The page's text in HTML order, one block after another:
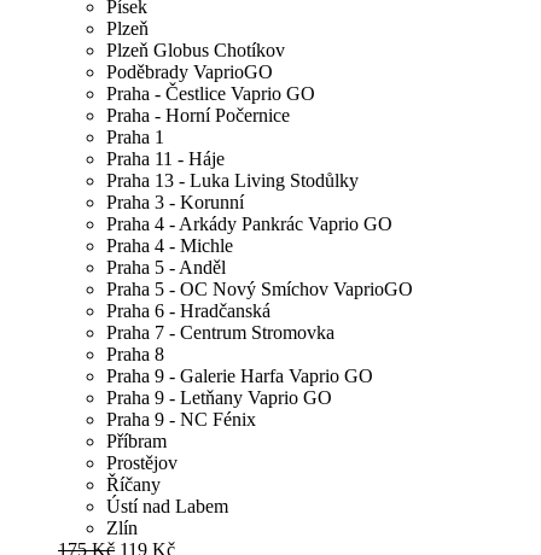
Písek
Plzeň
Plzeň Globus Chotíkov
Poděbrady VaprioGO
Praha - Čestlice Vaprio GO
Praha - Horní Počernice
Praha 1
Praha 11 - Háje
Praha 13 - Luka Living Stodůlky
Praha 3 - Korunní
Praha 4 - Arkády Pankrác Vaprio GO
Praha 4 - Michle
Praha 5 - Anděl
Praha 5 - OC Nový Smíchov VaprioGO
Praha 6 - Hradčanská
Praha 7 - Centrum Stromovka
Praha 8
Praha 9 - Galerie Harfa Vaprio GO
Praha 9 - Letňany Vaprio GO
Praha 9 - NC Fénix
Příbram
Prostějov
Říčany
Ústí nad Labem
Zlín
175 Kč 119 Kč